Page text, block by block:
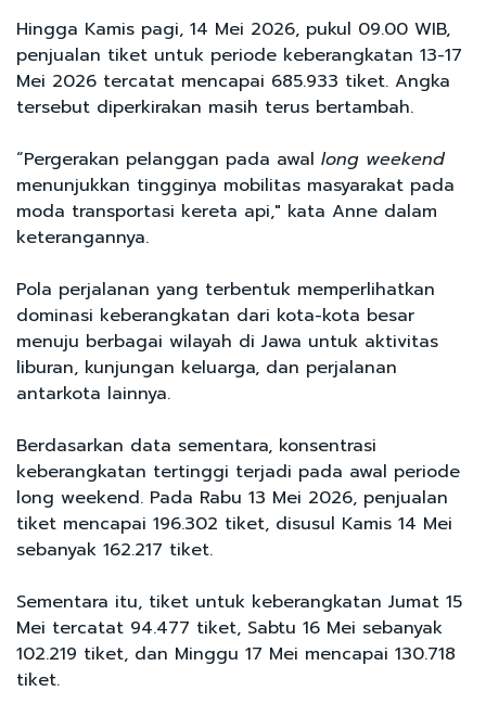
Hingga Kamis pagi, 14 Mei 2026, pukul 09.00 WIB,
penjualan tiket untuk periode keberangkatan 13-17
Mei 2026 tercatat mencapai 685.933 tiket. Angka
tersebut diperkirakan masih terus bertambah.
“Pergerakan pelanggan pada awal long weekend
menunjukkan tingginya mobilitas masyarakat pada
moda transportasi kereta api," kata Anne dalam
keterangannya.
Pola perjalanan yang terbentuk memperlihatkan
dominasi keberangkatan dari kota-kota besar
menuju berbagai wilayah di Jawa untuk aktivitas
liburan, kunjungan keluarga, dan perjalanan
antarkota lainnya.
Berdasarkan data sementara, konsentrasi
keberangkatan tertinggi terjadi pada awal periode
long weekend. Pada Rabu 13 Mei 2026, penjualan
tiket mencapai 196.302 tiket, disusul Kamis 14 Mei
sebanyak 162.217 tiket.
Sementara itu, tiket untuk keberangkatan Jumat 15
Mei tercatat 94.477 tiket, Sabtu 16 Mei sebanyak
102.219 tiket, dan Minggu 17 Mei mencapai 130.718
tiket.